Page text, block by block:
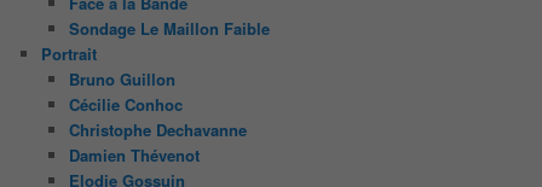
Sondage Le Maillon Faible
Portrait
Bruno Guillon
Cécilie Conhoc
Christophe Dechavanne
Damien Thévenot
Elodie Gossuin